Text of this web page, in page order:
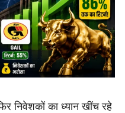
निवेशकों का ध्यान खींच रहे